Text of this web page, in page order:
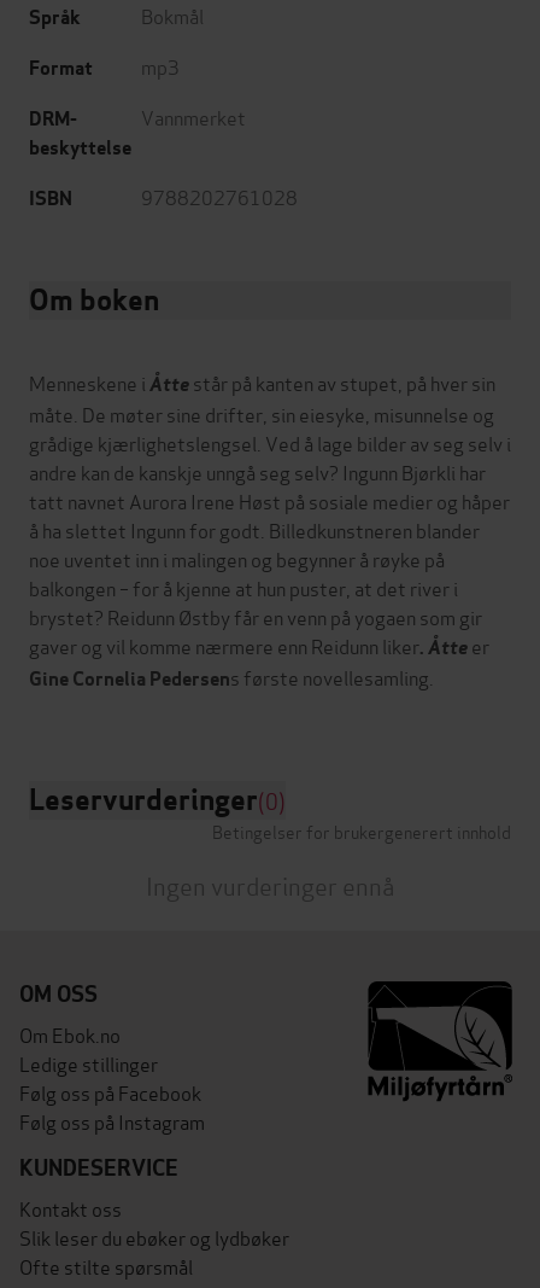
Språk Bokmål
Format mp3
DRM-
beskyttelse
Vannmerket
ISBN 9788202761028
Om boken
Menneskene iÅttestår på kanten av stupet, på hver sin
måte. De møter sine drifter, sin eiesyke, misunnelse og
grådige kjærlighetslengsel. Ved å lage bilder av seg selv i
andre kan de kanskje unngå seg selv? Ingunn Bjørkli har
tatt navnet Aurora Irene Høst på sosiale medier og håper
å ha slettet Ingunn for godt. Billedkunstneren blander
noe uventet inn i malingen og begynner å røyke på
balkongen – for å kjenne at hun puster, at det river i
brystet? Reidunn Østby får en venn på yogaen som gir
gaver og vil komme nærmere enn Reidunn liker.Åtteer
Gine Cornelia Pedersens første novellesamling.
Leservurderinger(0)
Betingelser for brukergenerert innhold
Ingen vurderinger ennå
OM OSS
Om Ebok.no
Ledige stillinger
Følg oss på Facebook
Følg oss på Instagram
KUNDESERVICE
Kontakt oss
Slik leser du ebøker og lydbøker
Ofte stilte spørsmål